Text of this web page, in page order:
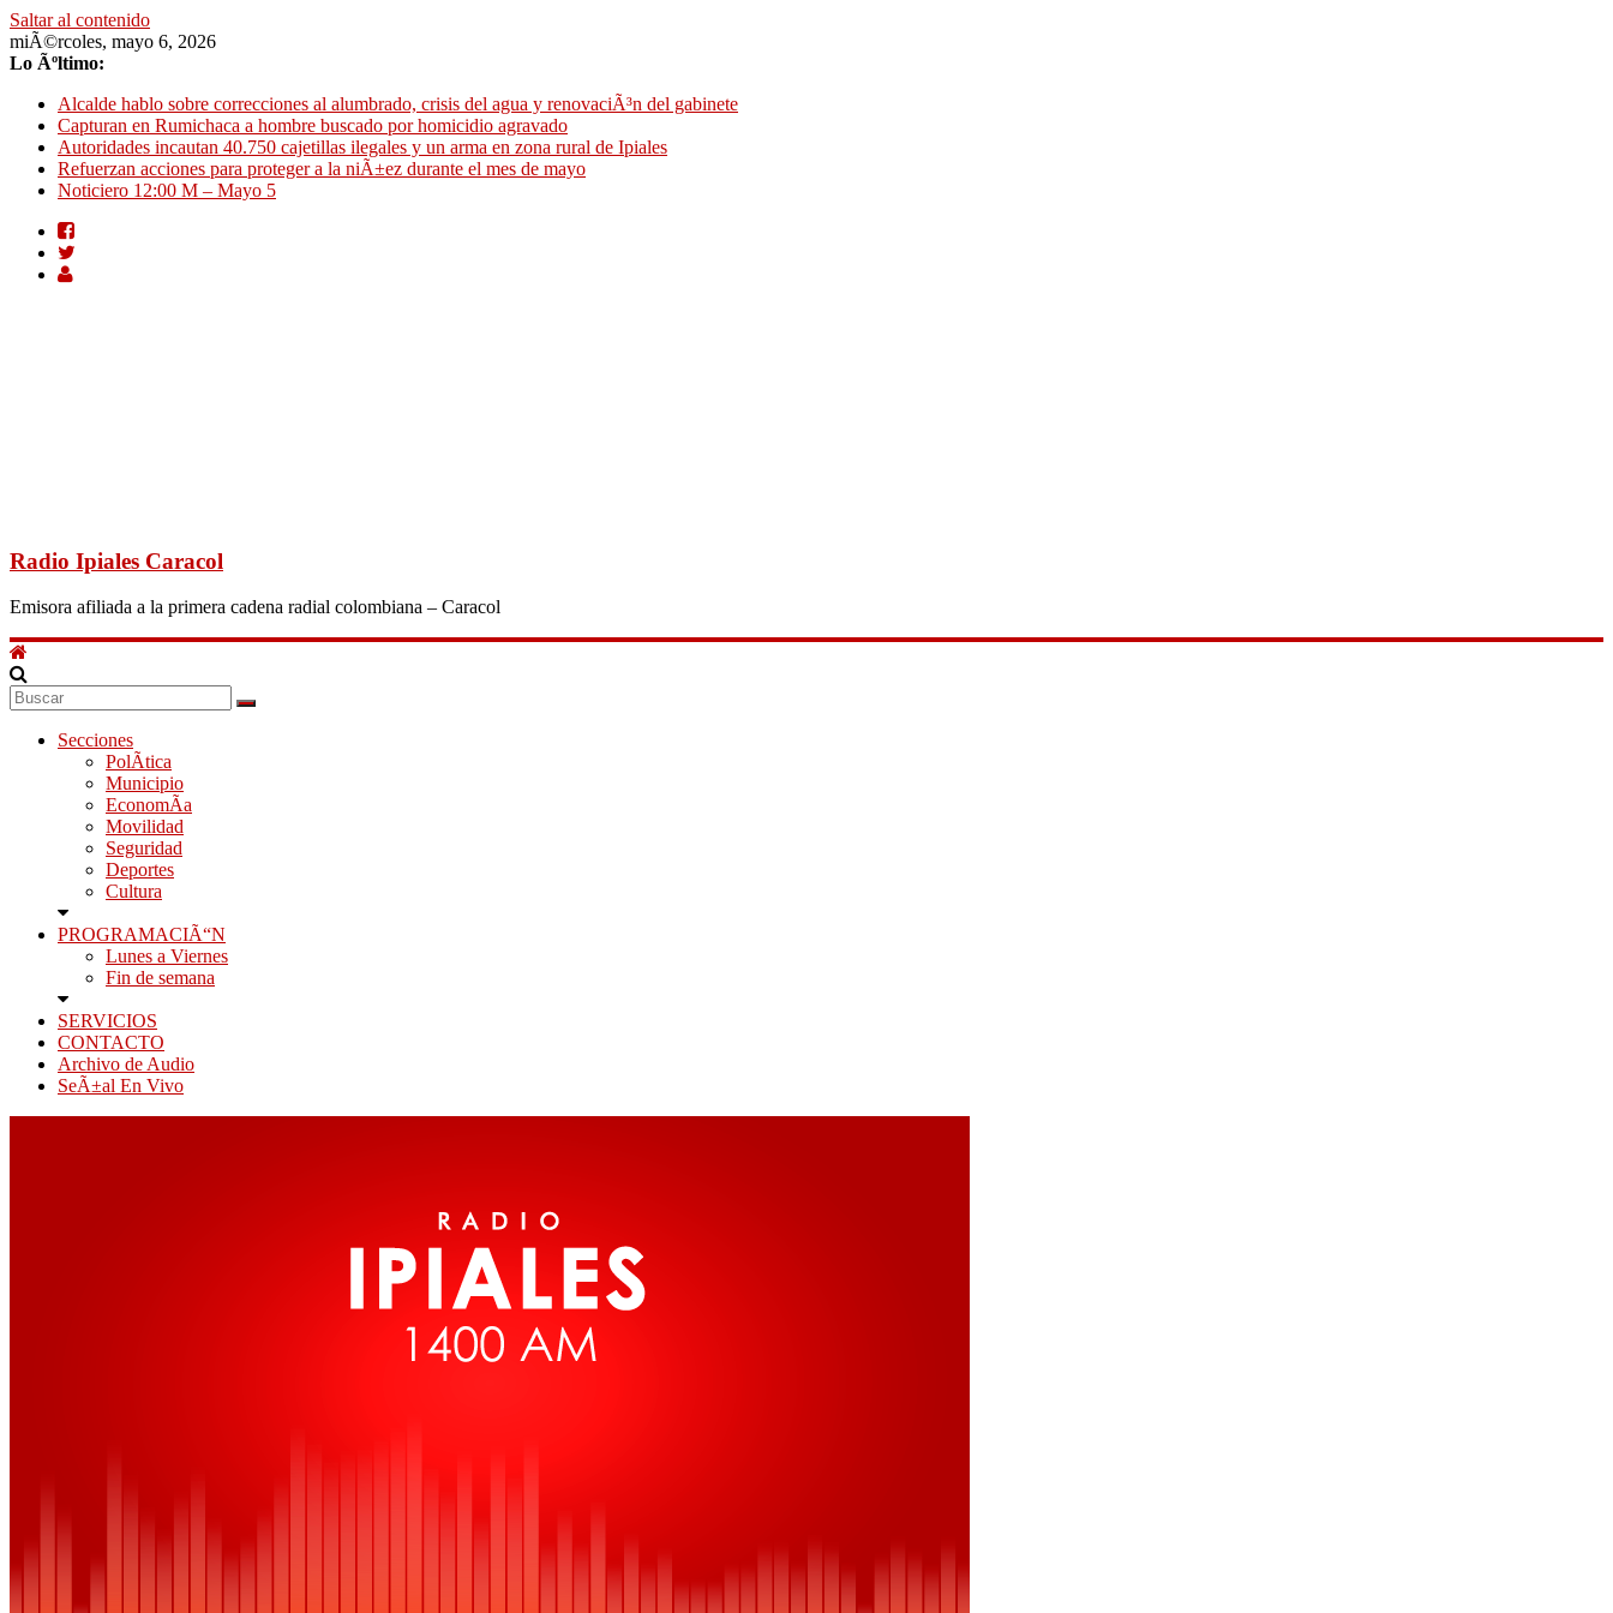
Saltar al contenido
miÃ©rcoles, mayo 6, 2026
Lo Ãºltimo:
Alcalde hablo sobre correcciones al alumbrado, crisis del agua y renovaciÃ³n del gabinete
Capturan en Rumichaca a hombre buscado por homicidio agravado
Autoridades incautan 40.750 cajetillas ilegales y un arma en zona rural de Ipiales
Refuerzan acciones para proteger a la niÃ±ez durante el mes de mayo
Noticiero 12:00 M – Mayo 5
Radio Ipiales Caracol
Emisora afiliada a la primera cadena radial colombiana – Caracol
Secciones
PolÃ­tica
Municipio
EconomÃ­a
Movilidad
Seguridad
Deportes
Cultura
PROGRAMACIÃ“N
Lunes a Viernes
Fin de semana
SERVICIOS
CONTACTO
Archivo de Audio
SeÃ±al En Vivo